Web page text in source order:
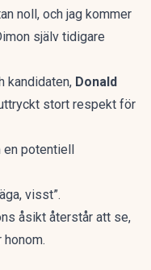
noll, och jag kommer
själv tidigare
kandidaten, Donald
stort respekt för
en potentiell
visst”.
åsikt återstår att se,
honom.